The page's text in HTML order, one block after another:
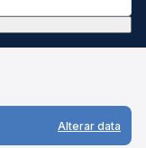
Alterar data